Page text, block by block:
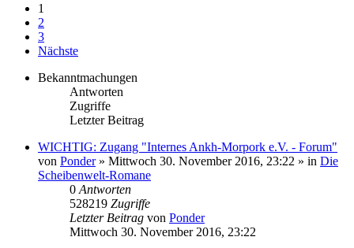
1
2
3
Nächste
Bekanntmachungen
Antworten
Zugriffe
Letzter Beitrag
WICHTIG: Zugang "Internes Ankh-Morpork e.V. - Forum"
von Ponder» Mittwoch 30. November 2016, 23:22 » in Die
Scheibenwelt-Romane
0 Antworten
528219 Zugriffe
Letzter Beitrag von Ponder
Mittwoch 30. November 2016, 23:22